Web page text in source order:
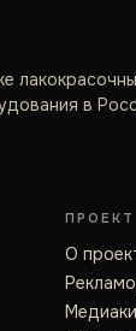
в
ПРОЕКТ
О